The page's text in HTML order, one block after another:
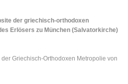
der griechisch-orthodoxen
Erlösers zu München (Salvatorkirche)
Griechisch-Orthodoxen Metropolie von